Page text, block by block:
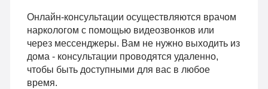
Онлайн-консультации осуществляются врачом
наркологом с помощью видеозвонков или
через мессенджеры. Вам не нужно выходить из
дома - консультации проводятся удаленно,
чтобы быть доступными для вас в любое
время.